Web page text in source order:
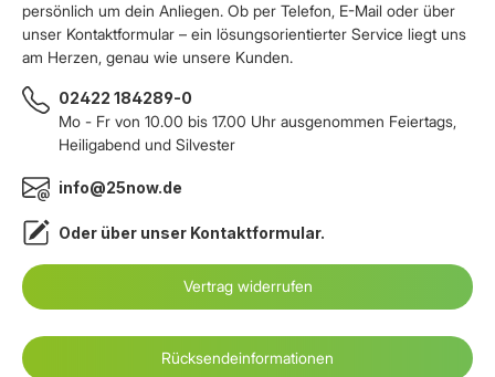
persönlich um dein Anliegen. Ob per Telefon, E-Mail oder über
unser Kontaktformular – ein lösungsorientierter Service liegt uns
am Herzen, genau wie unsere Kunden.
02422 184289-0
Mo - Fr von 10.00 bis 17.00 Uhr ausgenommen Feiertags,
Heiligabend und Silvester
info@25now.de
Oder über unser Kontaktformular.
Vertrag widerrufen
Rücksendeinformationen